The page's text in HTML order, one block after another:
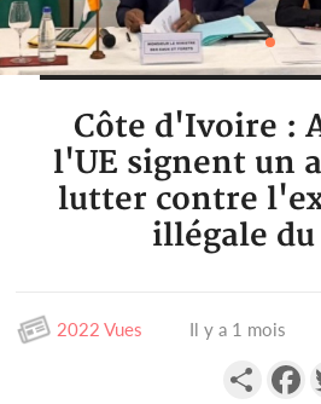
Côte d'Ivoire :
l'UE signent un
lutter contre
illégale du
2022 Vues Il y a 1 mois